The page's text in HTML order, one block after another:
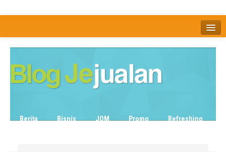
Tentang
Berita Bisnis JOM Promo
Refreshing